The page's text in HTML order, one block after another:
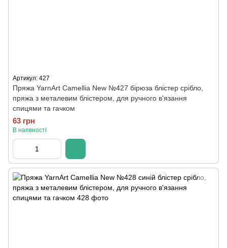
Артикул: 427
Пряжа YarnArt Camellia New №427 бірюза блістер срібло,
пряжа з металевим блістером, для ручного в'язання
спицями та гачком
63 грн
В наявності